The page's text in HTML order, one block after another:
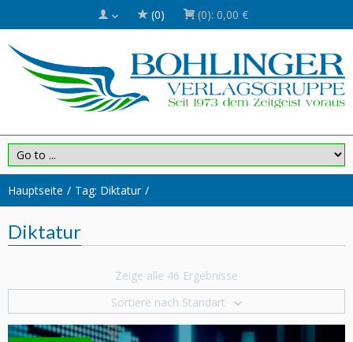
(0) (0): 0,00 €
Hauptseite Tag: Diktatur
Diktatur
Zeige alle 46 Ergebnisse
Sortiere nach Standart